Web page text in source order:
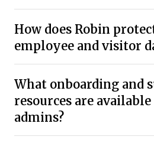
How does Robin
employee and visitor
What onboarding and
resources are
admins?